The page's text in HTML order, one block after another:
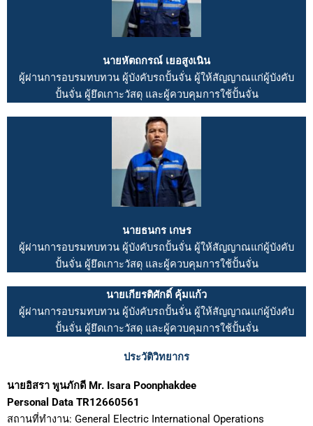
นายหัตถกรณ์ เยอสูงเนิน
ผู้ผ่านการอบรมทบทวน ผู้บังคับรถปั้นจั่น ผู้ให้สัญญาณแก่ผู้บังคับ
ปั้นจั่น ผู้ยึดเกาะวัสดุ และผู้ควบคุมการใช้ปั้นจั่น
นายธนกร เกษร
ผู้ผ่านการอบรมทบทวน ผู้บังคับรถปั้นจั่น ผู้ให้สัญญาณแก่ผู้บังคับ
ปั้นจั่น ผู้ยึดเกาะวัสดุ และผู้ควบคุมการใช้ปั้นจั่น
นายเกียรติศักดิ์ คุ้มแก้ว
ผู้ผ่านการอบรมทบทวน ผู้บังคับรถปั้นจั่น ผู้ให้สัญญาณแก่ผู้บังคับ
ปั้นจั่น ผู้ยึดเกาะวัสดุ และผู้ควบคุมการใช้ปั้นจั่น
ประวัติวิทยากร
นายอิสรา พูนภักดี Mr. Isara Poonphakdee
Personal Data TR12660561
สถานที่ทำงาน: General Electric International Operations